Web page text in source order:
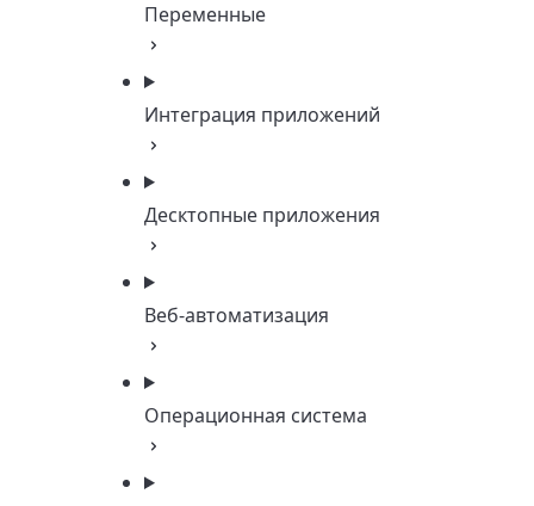
Переменные
Интеграция приложений
Десктопные приложения
Веб-автоматизация
Операционная система